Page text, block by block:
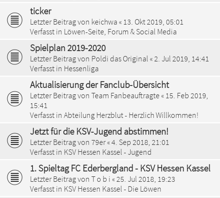
ticker
Letzter Beitrag von keichwa « 13. Okt 2019, 05:01
Verfasst in Löwen-Seite, Forum & Social Media
Spielplan 2019-2020
Letzter Beitrag von Poldi das Original « 2. Jul 2019, 14:41
Verfasst in Hessenliga
Aktualisierung der Fanclub-Übersicht
Letzter Beitrag von Team Fanbeauftragte « 15. Feb 2019,
15:41
Verfasst in Abteilung Herzblut - Herzlich Willkommen!
Jetzt für die KSV-Jugend abstimmen!
Letzter Beitrag von 79er«4. Sep 2018, 21:01
Verfasst in KSV Hessen Kassel - Jugend
1. Spieltag FC Ederbergland - KSV Hessen Kassel
Letzter Beitrag von T o b i « 25. Jul 2018, 19:23
Verfasst in KSV Hessen Kassel - Die Löwen